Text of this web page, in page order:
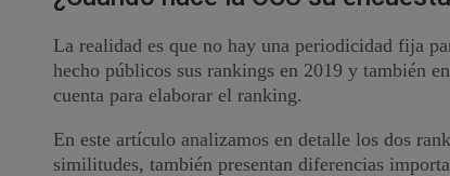
La realidad es que no hay una periodicidad fija
hecho públicos sus rankings en 2019 y también
cuenta para elaborar el ranking.
En este artículo analizamos en detalle los dos
similitudes, también presentan diferencias